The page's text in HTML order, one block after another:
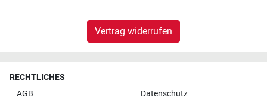
Vertrag widerrufen
RECHTLICHES
AGB
Datenschutz